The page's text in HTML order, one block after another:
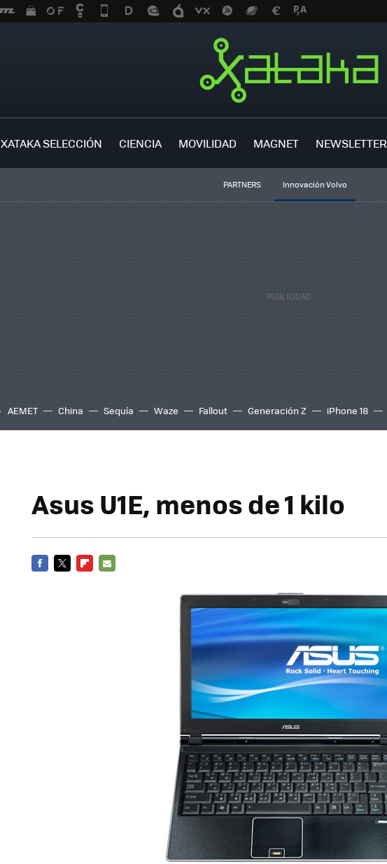
XATAKA SELECCIÓN CIENCIA MOVILIDAD MAGNET NEWSLETTER
PARTNERS Innovación Volvo
AEMET China Sequía Waze Fallout Generación Z iPhone 18
Asus U1E, menos de 1 kilo